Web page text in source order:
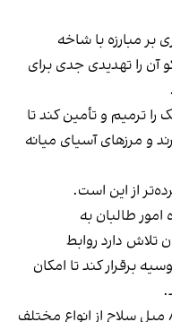
بر مبارزه با شاخه
را تهدیدی جدی برای
ترمیم و تأمین کند تا
و مرزهای آسیای میانه
از این است.
طالبان به
تلاش دارد روابط
برقرار کند تا امکان
طالبان فهرستی شامل ۱۴ هزار و ۸۰۳ میل سلاح از انواع مختلف